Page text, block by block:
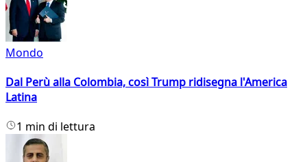
Mondo
Dal Perù alla Colombia, così Trump ridisegna l'America
Latina
1 min di lettura